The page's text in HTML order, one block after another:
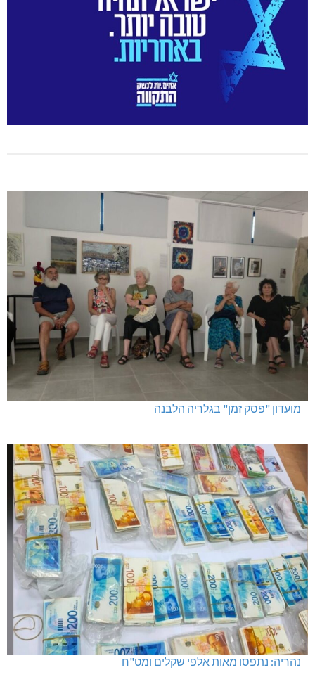
מועדון "פסק זמן" בגלריה הלבנה
נהריה: נתפסו מאות אלפי שקלים ומט"ח